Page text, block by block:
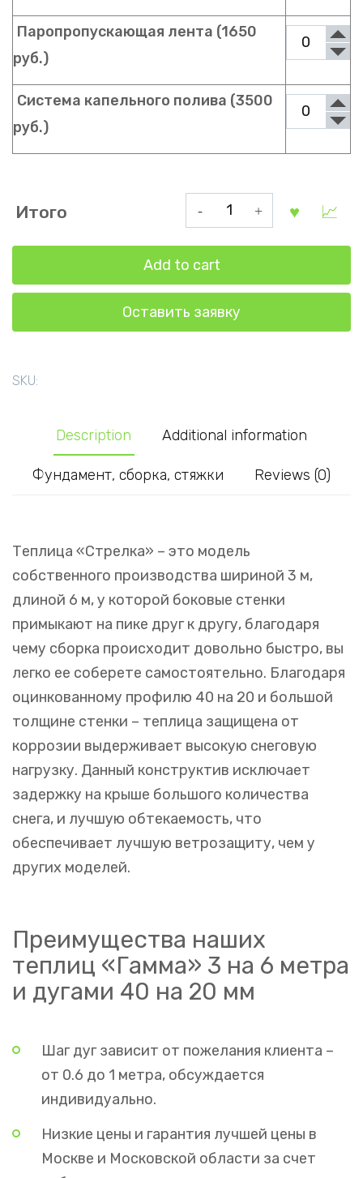
Паропропускающая лента (1650
руб.)
Система капельного полива (3500
руб.)
Теплица
в
форме
капли
3х6
метров
quantity
Add to cart
Оставить заявку
Итого
SKU:
Description Additional information
Фундамент, сборка, стяжки Reviews (0)
Теплица «Стрелка» – это модель
собственного производства шириной 3 м,
длиной 6 м, у которой боковые стенки
примыкают на пике друг к другу, благодаря
чему сборка происходит довольно быстро, вы
легко ее соберете самостоятельно. Благодаря
оцинкованному профилю 40 на 20 и большой
толщине стенки – теплица защищена от
коррозии выдерживает высокую снеговую
нагрузку. Данный конструктив исключает
задержку на крыше большого количества
снега, и лучшую обтекаемость, что
обеспечивает лучшую ветрозащиту, чем у
других моделей.
Преимущества наших
теплиц «Гамма» 3 на 6 метра
и дугами 40 на 20 мм
Шаг дуг зависит от пожелания клиента –
от 0.6 до 1 метра, обсуждается
индивидуально.
Низкие цены и гарантия лучшей цены в
Москве и Московской области за счет